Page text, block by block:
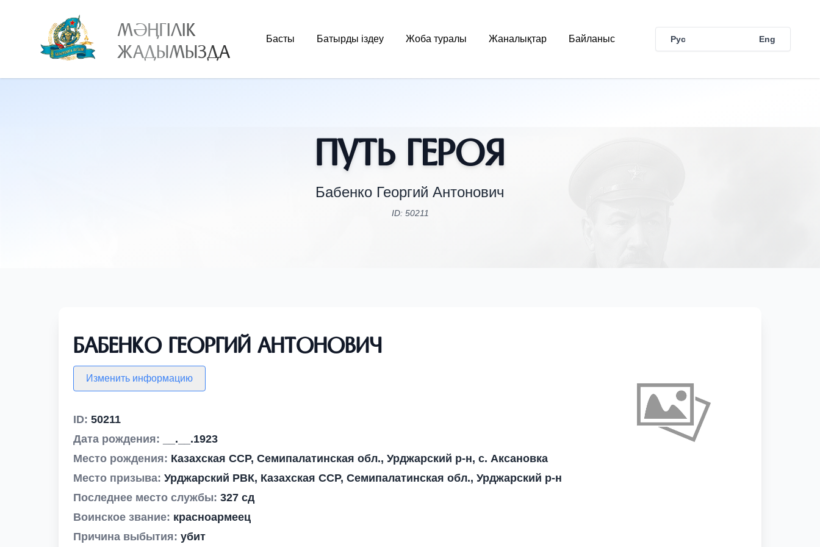
МӘҢГІЛІК
ЖАДЫМЫЗДА
Басты Батырды іздеу Жоба туралы Жаналықтар Байланыс Рус Eng
Путь Героя
Бабенко Георгий Антонович
ID: 50211
Бабенко Георгий Антонович
Изменить информацию
ID: 50211
Дата рождения:
__.__.1923
Место рождения: Казахская ССР, Семипалатинская обл., Урджарский р-н, с. Аксановка
Место призыва: Урджарский РВК, Казахская ССР, Семипалатинская обл., Урджарский р-н
Последнее место службы: 327 сд
Воинское звание: красноармеец
Причина выбытия: убит